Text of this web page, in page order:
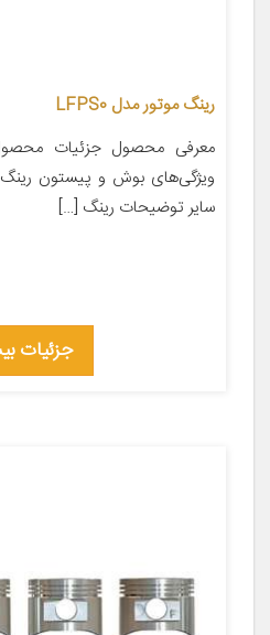
رینگ موتور مدل LFPS0
ویژگی‌های بوش و پیستون
سایر توضیحات رینگ […]
جزئیات